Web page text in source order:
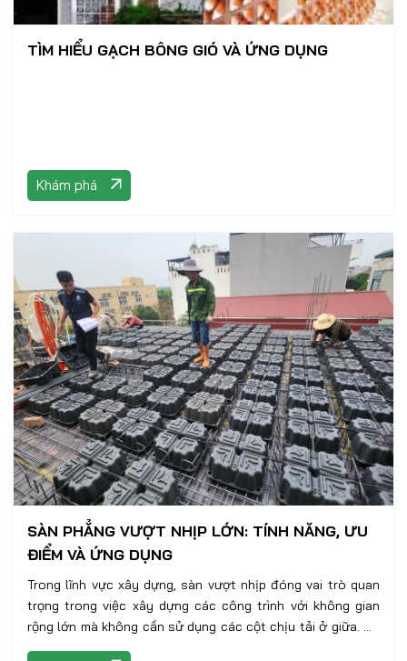
TÌM HIỂU GẠCH BÔNG GIÓ VÀ ỨNG DỤNG
Khám phá
SÀN PHẲNG VƯỢT NHỊP LỚN: TÍNH NĂNG, ƯU
ĐIỂM VÀ ỨNG DỤNG
Trong lĩnh vực xây dựng, sàn vượt nhịp đóng vai trò quan
trọng trong việc xây dựng các công trình với không gian
rộng lớn mà không cần sử dụng các cột chịu tải ở giữa. Để